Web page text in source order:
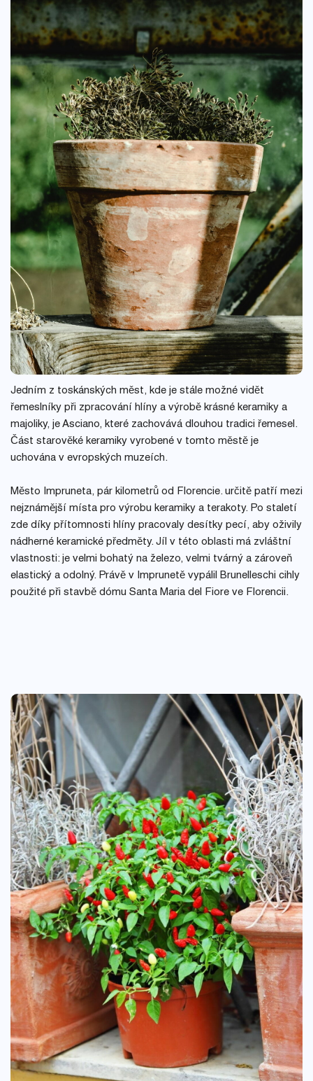
Jedním z toskánských měst, kde je stále možné vidět
řemeslníky při zpracování hlíny a výrobě krásné keramiky a
majoliky, je Asciano, které zachovává dlouhou tradici řemesel.
Část starověké keramiky vyrobené v tomto městě je
uchována v evropských muzeích.
Město Impruneta, pár kilometrů od Florencie. určitě patří mezi
nejznámější místa pro výrobu keramiky a terakoty. Po staletí
zde díky přítomnosti hlíny pracovaly desítky pecí, aby oživily
nádherné keramické předměty. Jíl v této oblasti má zvláštní
vlastnosti: je velmi bohatý na železo, velmi tvárný a zároveň
elastický a odolný. Právě v Imprunetě vypálil Brunelleschi cihly
použité při stavbě dómu Santa Maria del Fiore ve Florencii.